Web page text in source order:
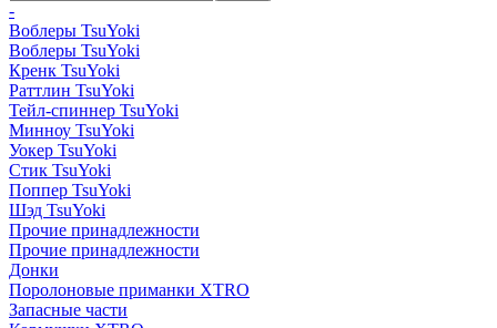
-
Воблеры TsuYoki
Воблеры TsuYoki
Кренк TsuYoki
Раттлин TsuYoki
Тейл-спиннер TsuYoki
Минноу TsuYoki
Уокер TsuYoki
Стик TsuYoki
Поппер TsuYoki
Шэд TsuYoki
Прочие принадлежности
Прочие принадлежности
Донки
Поролоновые приманки XTRO
Запасные части